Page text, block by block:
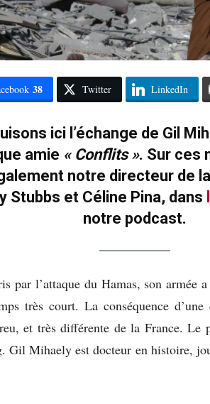
38 Twitter LinkedIn
ici l’échange de Gil
amie « Conflits ». Sur ces
notre directeur de
Stubbs et Céline Pina, dans
notre podcast.
par l’attaque du Hamas, son armée
très court. La conséquence
et très différente de la France. Le
Gil Mihaely est docteur en histoire,